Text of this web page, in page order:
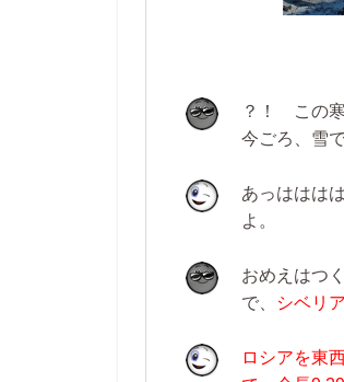
？！ この
今ごろ、雪
あっははは
よ。
おめえはつ
で、
シベリ
ロシアを東